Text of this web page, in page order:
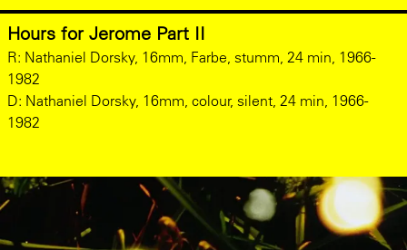
Hours for Jerome Part II
R: Nathaniel Dorsky, 16mm, Farbe, stumm, 24 min, 1966-
1982
D: Nathaniel Dorsky, 16mm, colour, silent, 24 min, 1966-
1982